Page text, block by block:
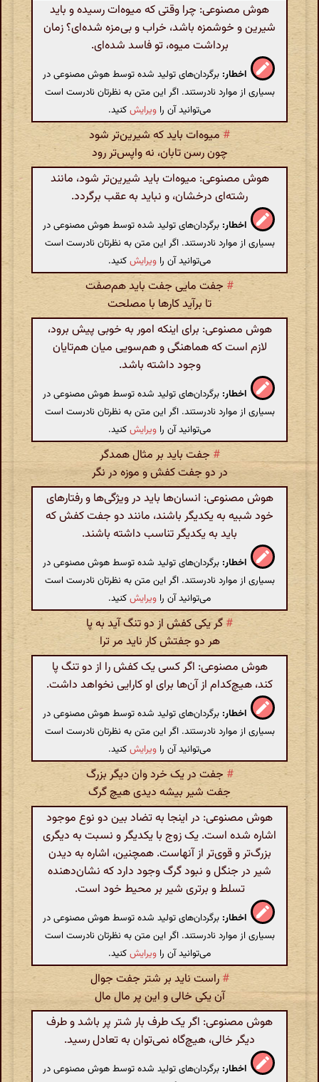
هوش مصنوعی: چرا وقتی که میوه‌ات رسیده و باید
شیرین و خوشمزه باشد، خراب و بی‌مزه شده‌ای؟ زمان
برداشت میوه، تو فاسد شده‌ای.
اخطار: برگردان‌های تولید شده توسط هوش مصنوعی در
بسیاری از موارد نادرستند. اگر این متن به نظرتان نادرست است
می‌توانید آن را ویرایشکنید.
# میوه‌ات باید که شیرین‌تر شود
چون رسن تابان، نه واپس‌تر رود
هوش مصنوعی: میوه‌ات باید شیرین‌تر شود، مانند
رشته‌ای درخشان، و نباید به عقب برگردد.
اخطار: برگردان‌های تولید شده توسط هوش مصنوعی در
بسیاری از موارد نادرستند. اگر این متن به نظرتان نادرست است
می‌توانید آن را ویرایشکنید.
# جفت مایی جفت باید هم‌صفت
تا برآید کارها با مصلحت
هوش مصنوعی: برای اینکه امور به خوبی پیش برود،
لازم است که هماهنگی و هم‌سویی میان هم‌تایان
وجود داشته باشد.
اخطار: برگردان‌های تولید شده توسط هوش مصنوعی در
بسیاری از موارد نادرستند. اگر این متن به نظرتان نادرست است
می‌توانید آن را ویرایشکنید.
# جفت باید بر مثال همدگر
در دو جفت کفش و موزه در نگر
هوش مصنوعی: انسان‌ها باید در ویژگی‌ها و رفتارهای
خود شبیه به یکدیگر باشند، مانند دو جفت کفش که
باید به یکدیگر تناسب داشته باشند.
اخطار: برگردان‌های تولید شده توسط هوش مصنوعی در
بسیاری از موارد نادرستند. اگر این متن به نظرتان نادرست است
می‌توانید آن را ویرایشکنید.
# گر یکی کفش از دو تنگ آید به پا
هر دو جفتش کار ناید مر ترا
هوش مصنوعی: اگر کسی یک کفش را از دو تنگ پا
کند، هیچ‌کدام از آن‌ها برای او کارایی نخواهد داشت.
اخطار: برگردان‌های تولید شده توسط هوش مصنوعی در
بسیاری از موارد نادرستند. اگر این متن به نظرتان نادرست است
می‌توانید آن را ویرایشکنید.
# جفت در یک خرد وان دیگر بزرگ
جفت شیر بیشه دیدی هیچ گرگ
هوش مصنوعی: در اینجا به تضاد بین دو نوع موجود
اشاره شده است. یک زوج با یکدیگر و نسبت به دیگری
بزرگ‌تر و قوی‌تر از آنهاست. همچنین، اشاره به دیدن
شیر در جنگل و نبود گرگ وجود دارد که نشان‌دهنده
تسلط و برتری شیر بر محیط خود است.
اخطار: برگردان‌های تولید شده توسط هوش مصنوعی در
بسیاری از موارد نادرستند. اگر این متن به نظرتان نادرست است
می‌توانید آن را ویرایشکنید.
# راست ناید بر شتر جفت جوال
آن یکی خالی و این پر مال مال
هوش مصنوعی: اگر یک طرف بار شتر پر باشد و طرف
دیگر خالی، هیچ‌گاه نمی‌توان به تعادل رسید.
اخطار: برگردان‌های تولید شده توسط هوش مصنوعی در